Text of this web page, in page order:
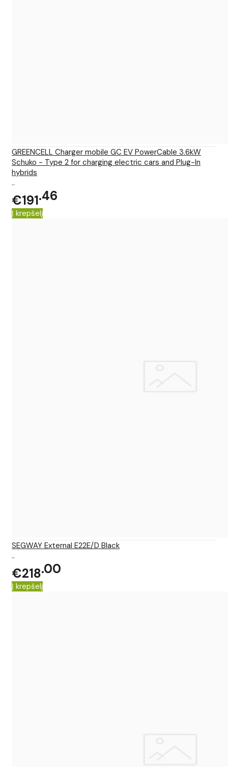
GREENCELL Charger mobile GC EV PowerCable 3.6kW
Schuko - Type 2 for charging electric cars and Plug-In
hybrids
..
€191 46
Į krepšelį
SEGWAY External E22E/D Black
..
€218 00
Į krepšelį